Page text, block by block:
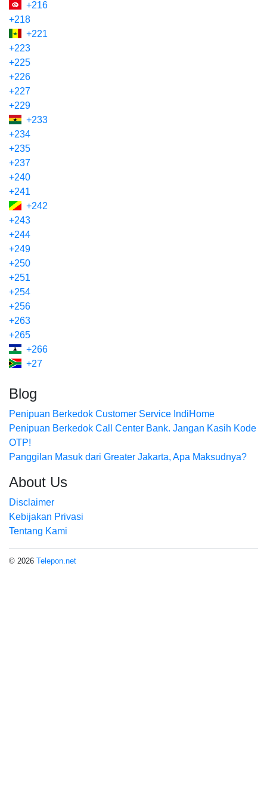
+216
+218
+221
+223
+225
+226
+227
+229
+233
+234
+235
+237
+240
+241
+242
+243
+244
+249
+250
+251
+254
+256
+263
+265
+266
+27
Blog
Penipuan Berkedok Customer Service IndiHome
Penipuan Berkedok Call Center Bank. Jangan Kasih Kode
OTP!
Panggilan Masuk dari Greater Jakarta, Apa Maksudnya?
About Us
Disclaimer
Kebijakan Privasi
Tentang Kami
© 2026 Telepon.net